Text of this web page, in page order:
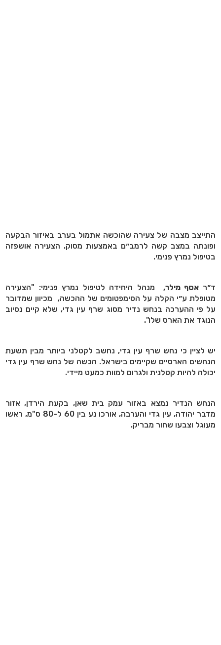
התייצב מצבה של צעירה שהוכשה אתמול בערב באיזור הבקעה
ופונתה במצב קשה לרמב״ם באמצעות מסוק. הצעירה אושפזה
בטיפול נמרץ פנימי.
ד״ראסף מילר,מנהל היחידה לטיפול נמרץ פנימי: "הצעירה
מטופלת ע״י הקלה על הסימפטומים של ההכשה, מכיוון שמדובר
על פי ההערכה בנחש נדיר מסוג שרף עין גדי, שלא קיים נסיוב
הנוגד את הארס שלו".
יש לציין כי נחש שרף עין גדי, נחשב לקטלני ביותר מבין תשעת
הנחשים הארסיים שקיימים בישראל. הכשה של נחש שרף עין גדי
יכולה להיות קטלנית ולגרום למוות כמעט מיידי.
הנחש הנדיר נמצא באזור עמק בית שאן, בקעת הירדן, אזור
מדבר יהודה, עין גדי והערבה, אורכו נע בין 60 ל-80 ס"מ, ראשו
מעוגל וצבעו שחור מבריק.